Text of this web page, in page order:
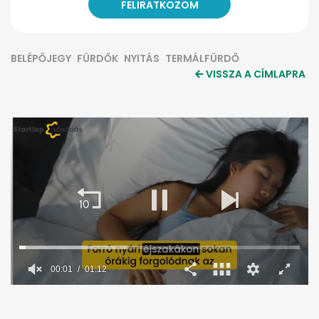
BELÉPŐJEGY FÜRDŐK NYITÁS TERMÁLFÜRDŐ
VISSZA A CÍMLAPRA
00:02 01:12